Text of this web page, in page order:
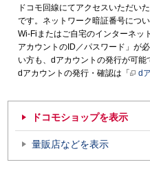
ドコモ回線にてアクセスいただい
です。ネットワーク暗証番号につ
Wi-Fiまたはご自宅のインターネッ
アカウントのID／パスワード」が
い方も、dアカウントの発行が可能
dアカウントの発行・確認は「
d
ドコモショップを表示
量販店などを表示